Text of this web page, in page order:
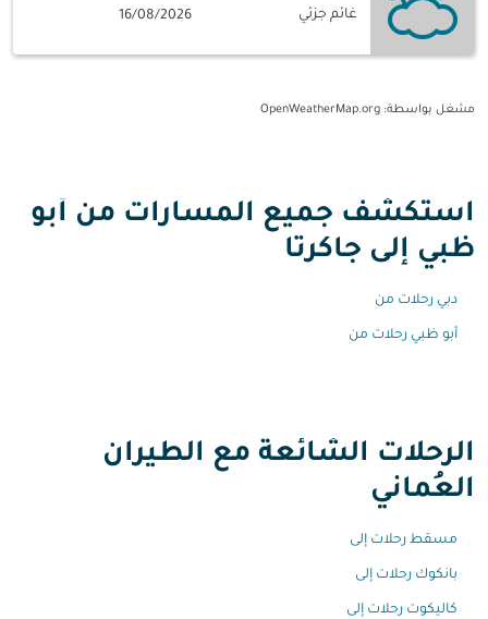
غائم جزئي
16/08/2026
مشغل بواسطة: OpenWeatherMap.org
استكشف جميع المسارات من أبو
ظبي إلى جاكرتا
دبي رحلات من
أبو ظبي رحلات من
الرحلات الشائعة مع الطيران
العُماني
مسقط رحلات إلى
بانكوك رحلات إلى
كاليكوت رحلات إلى